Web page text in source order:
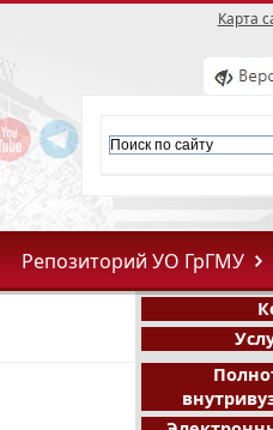
Карта
Репозиторий УО ГрГМУ